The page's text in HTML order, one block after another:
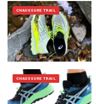
CHAUSSURE TRAIL
CHAUSSURE TRAIL